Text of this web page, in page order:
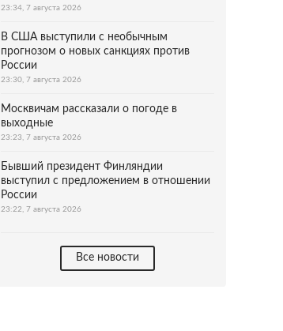
23:34, 7 августа 2026
В США выступили с необычным
прогнозом о новых санкциях против
России
23:30, 7 августа 2026
Москвичам рассказали о погоде в
выходные
23:23, 7 августа 2026
Бывший президент Финляндии
выступил с предложением в отношении
России
23:22, 7 августа 2026
Все новости